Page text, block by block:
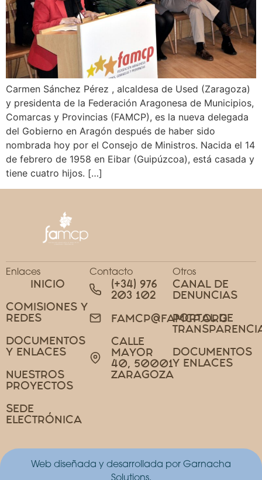
Carmen Sánchez Pérez , alcaldesa de Used (Zaragoza)
y presidenta de la Federación Aragonesa de Municipios,
Comarcas y Provincias (FAMCP), es la nueva delegada
del Gobierno en Aragón después de haber sido
nombrada hoy por el Consejo de Ministros. Nacida el 14
de febrero de 1958 en Eibar (Guipúzcoa), está casada y
tiene cuatro hijos. […]
Enlaces
INICIO
COMISIONES Y
REDES
DOCUMENTOS
Y ENLACES
NUESTROS
PROYECTOS
SEDE
ELECTRÓNICA
Contacto
(+34) 976
203 102
FAMCP@FAMCP.ORG
CALLE
MAYOR
40, 50001
ZARAGOZA
Otros
CANAL DE
DENUNCIAS
PORTAL DE
DOCUMENTOS
Y ENLACES
Web diseñada y desarrollada por Garnacha
Solutions.